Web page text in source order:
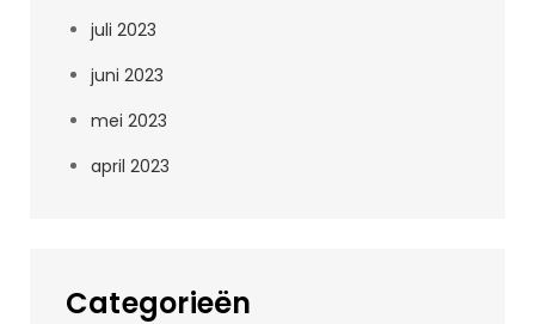
juli 2023
juni 2023
mei 2023
april 2023
Categorieën